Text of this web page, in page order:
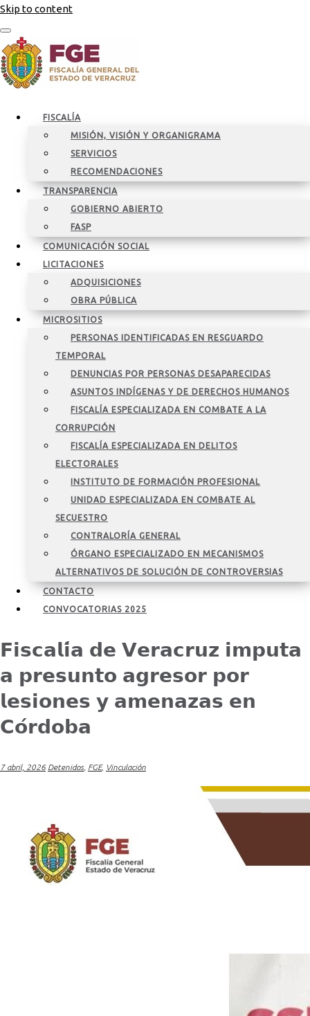
Skip to content
FISCALÍA
MISIÓN, VISIÓN Y ORGANIGRAMA
SERVICIOS
RECOMENDACIONES
TRANSPARENCIA
GOBIERNO ABIERTO
FASP
COMUNICACIÓN SOCIAL
LICITACIONES
ADQUISICIONES
OBRA PÚBLICA
MICROSITIOS
PERSONAS IDENTIFICADAS EN RESGUARDO
TEMPORAL
DENUNCIAS POR PERSONAS DESAPARECIDAS
ASUNTOS INDÍGENAS Y DE DERECHOS HUMANOS
FISCALÍA ESPECIALIZADA EN COMBATE A LA
CORRUPCIÓN
FISCALÍA ESPECIALIZADA EN DELITOS
ELECTORALES
INSTITUTO DE FORMACIÓN PROFESIONAL
UNIDAD ESPECIALIZADA EN COMBATE AL
SECUESTRO
CONTRALORÍA GENERAL
ÓRGANO ESPECIALIZADO EN MECANISMOS
ALTERNATIVOS DE SOLUCIÓN DE CONTROVERSIAS
CONTACTO
CONVOCATORIAS 2025
𝗙𝗶𝘀𝗰𝗮𝗹𝗶́𝗮 𝗱𝗲 𝗩𝗲𝗿𝗮𝗰𝗿𝘂𝘇 𝗶𝗺𝗽𝘂𝘁𝗮
𝗮 𝗽𝗿𝗲𝘀𝘂𝗻𝘁𝗼 𝗮𝗴𝗿𝗲𝘀𝗼𝗿 𝗽𝗼𝗿
𝗹𝗲𝘀𝗶𝗼𝗻𝗲𝘀 𝘆 𝗮𝗺𝗲𝗻𝗮𝘇𝗮𝘀 𝗲𝗻
𝗖𝗼́𝗿𝗱𝗼𝗯𝗮
7 abril, 2026 Detenidos, FGE, Vinculación